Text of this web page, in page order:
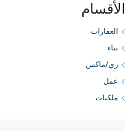
الأقسام
العقارات
بناء
ري/ماكس
عمل
ملكيات